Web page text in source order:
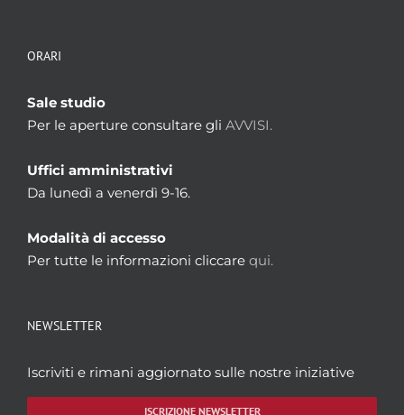
ORARI
Sale studio
Per le aperture consultare gli AVVISI.
Uffici amministrativi
Da lunedì a venerdì 9-16.
Modalità di accesso
Per tutte le informazioni cliccare qui.
NEWSLETTER
Iscriviti e rimani aggiornato sulle nostre iniziative
ISCRIZIONE NEWSLETTER